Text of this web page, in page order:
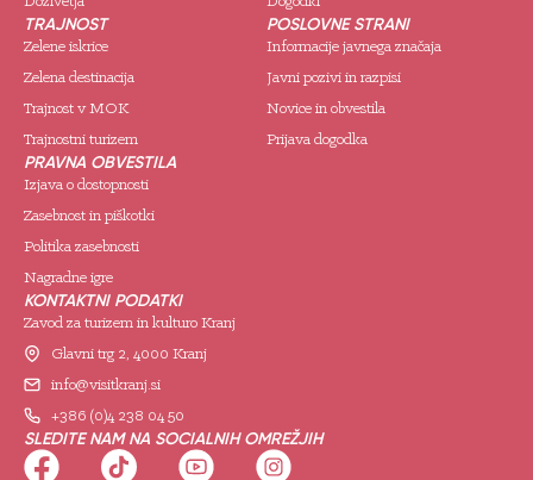
TRAJNOST
Zelene iskrice
Zelena destinacija
Trajnost v MOK
Trajnostni turizem
POSLOVNE STRANI
Informacije javnega značaja
Javni pozivi in razpisi
Novice in obvestila
Prijava dogodka
PRAVNA OBVESTILA
Izjava o dostopnosti
Zasebnost in piškotki
Politika zasebnosti
Nagradne igre
KONTAKTNI PODATKI
Zavod za turizem in kulturo Kranj
Glavni trg 2, 4000 Kranj
info@visitkranj.si
+386 (0)4 238 04 50
SLEDITE NAM NA SOCIALNIH OMREŽJIH